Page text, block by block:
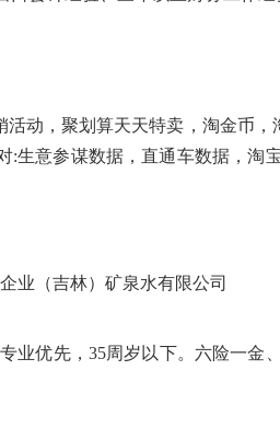
动，聚划算天天特卖，淘金币
生意参谋数据，直通车数据，淘
业（吉林）矿泉水有限公司
业优先，35周岁以下。六险一